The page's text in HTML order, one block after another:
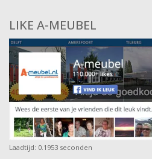
LIKE A-MEUBEL
Laadtijd: 0.1953 seconden